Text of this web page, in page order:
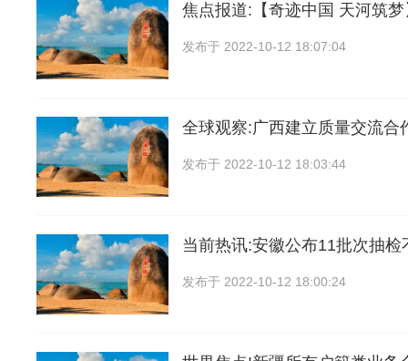
焦点报道:【奇迹中国 天河筑
发布于 2022-10-12 18:07:04
全球观察:广西建立质量交流合
发布于 2022-10-12 18:03:44
当前热讯:安徽公布11批次抽检
发布于 2022-10-12 18:00:24